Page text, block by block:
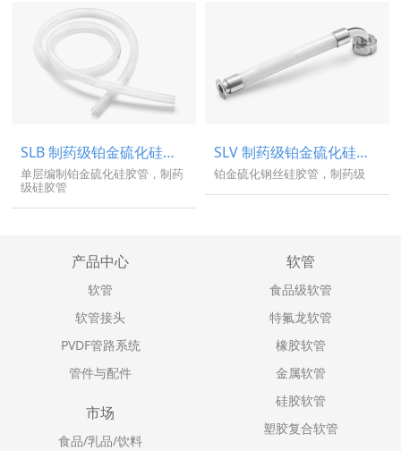
SLB 制药级铂金硫化硅胶管（Silicone Braided）
单层编制铂金硫化硅胶管，制药
级硅胶管
SLV 制药级铂金硫化硅胶管（Silicone Vacuum）
铂金硫化钢丝硅胶管，制药级
产品中心
软管
软管接头
PVDF管路系统
管件与配件
软管
食品级软管
特氟龙软管
橡胶软管
金属软管
硅胶软管
塑胶复合软管
市场
食品/乳品/饮料